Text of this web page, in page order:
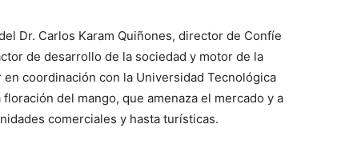
Dr. Carlos Karam Quiñones, director de Confíe
de desarrollo de la sociedad y motor de la
coordinación con la Universidad Tecnológica
del mango, que amenaza el mercado y a
comerciales y hasta turísticas.